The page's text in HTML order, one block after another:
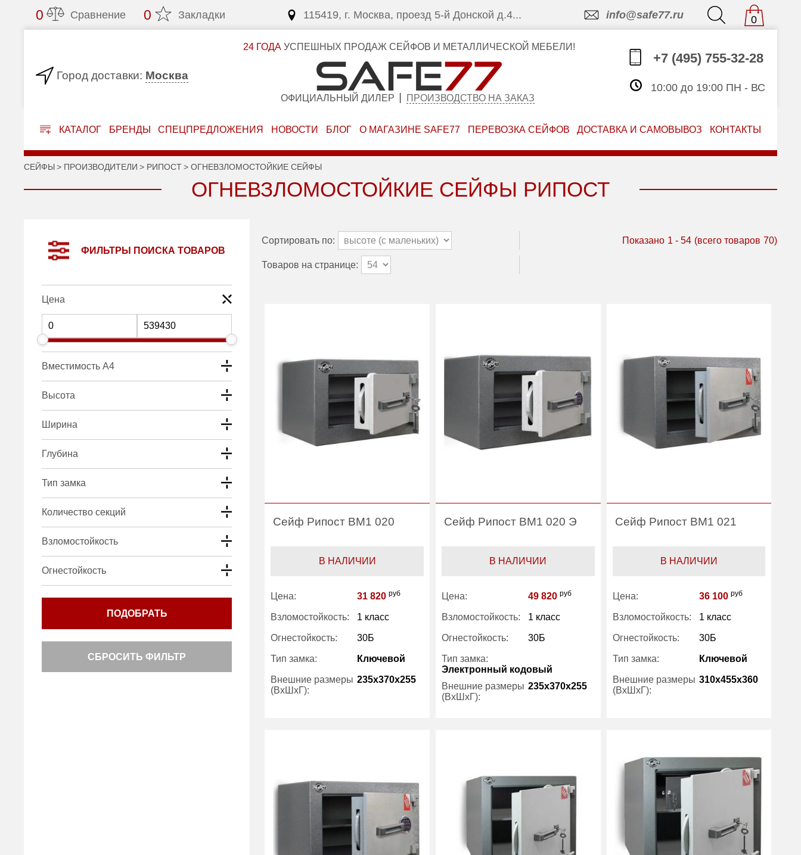
0 Сравнение 0 Закладки 115419, г. Москва, проезд 5-й Донской д.4... info@safe77.ru 0
Город доставки: Москва
24 ГОДАУСПЕШНЫХ ПРОДАЖ СЕЙФОВ И МЕТАЛЛИЧЕСКОЙ МЕБЕЛИ!
ОФИЦИАЛЬНЫЙ ДИЛЕР ПРОИЗВОДСТВО НА ЗАКАЗ
+7 (495) 755-32-28
10:00 до 19:00 ПН - ВС
КАТАЛОГ БРЕНДЫ СПЕЦПРЕДЛОЖЕНИЯ НОВОСТИ БЛОГ О МАГАЗИНЕ SAFE77 ПЕРЕВОЗКА СЕЙФОВ ДОСТАВКА И САМОВЫВОЗ КОНТАКТЫ
СЕЙФЫ ПРОИЗВОДИТЕЛИ РИПОСТ ОГНЕВЗЛОМОСТОЙКИЕ СЕЙФЫ
ОГНЕВЗЛОМОСТОЙКИЕ СЕЙФЫ РИПОСТ
ФИЛЬТРЫ ПОИСКА ТОВАРОВ
Цена
Вместимость А4
Высота
Ширина
Глубина
Тип замка
Количество секций
Взломостойкость
Огнестойкость
ПОДОБРАТЬ
СБРОСИТЬ ФИЛЬТР
Сортировать по:
Товаров на странице:
Показано 1 - 54 (всего товаров 70)
Сейф Рипост ВМ1 020
В НАЛИЧИИ
Цена: 31 820 руб
Взломостойкость: 1 класс
Огнестойкость: 30Б
Тип замка: Ключевой
Внешние размеры
(ВхШхГ):
235x370x255
Сейф Рипост ВМ1 020 Э
В НАЛИЧИИ
Цена: 49 820 руб
Взломостойкость: 1 класс
Огнестойкость: 30Б
Тип замка:
Электронный кодовый
Внешние размеры
(ВхШхГ):
235x370x255
Производитель: Рипост
Сейф Рипост ВМ1 021
В НАЛИЧИИ
Цена: 36 100 руб
Взломостойкость: 1 класс
Огнестойкость: 30Б
Тип замка: Ключевой
Внешние размеры
(ВхШхГ):
310x455x360
Производитель: Рипост